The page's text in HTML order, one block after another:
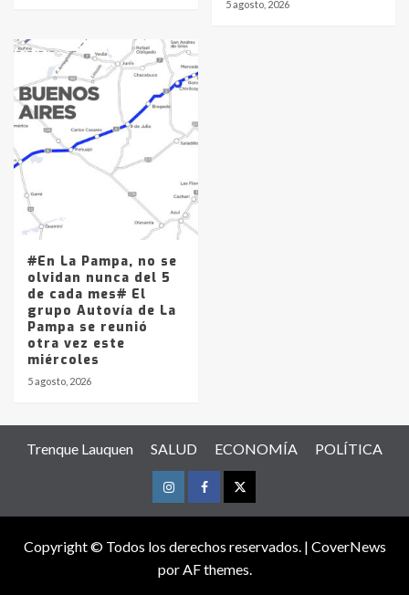
5 agosto, 2026
#En La Pampa, no se
olvidan nunca del 5
de cada mes# El
grupo Autovía de La
Pampa se reunió
otra vez este
miércoles
5 agosto, 2026
Trenque Lauquen SALUD ECONOMÍA POLÍTICA
InstagramFacebookTwitter
Copyright © Todos los derechos reservados. | CoverNews
por AF themes.